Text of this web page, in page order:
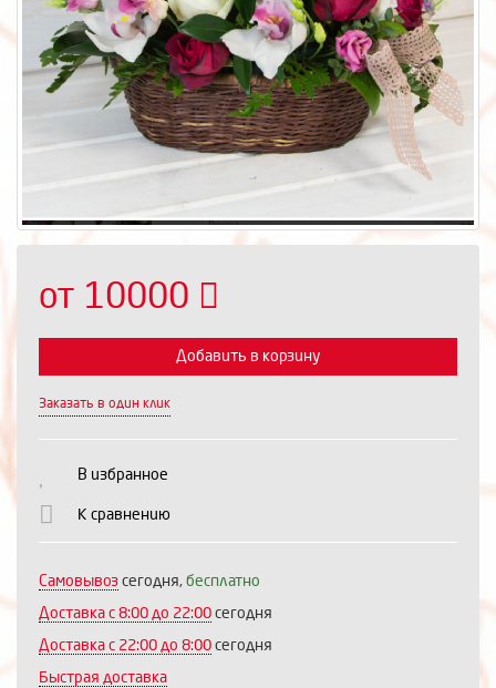
от 10000
Выберите количество:
Продолжить Отмена
Добавить в корзину
Заказать в один клик
В избранное
К сравнению
Самовывоз сегодня, бесплатно
Доставка c 8:00 до 22:00 сегодня
Доставка с 22:00 до 8:00 сегодня
Быстрая доставка